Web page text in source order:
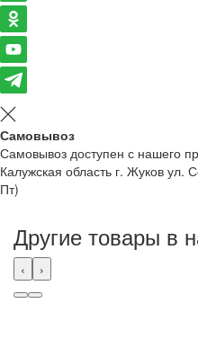
Самовывоз
Самовывоз доступен с нашего
Калужская область г. Жуков ул.
Пт)
Другие товары в
‹ ›